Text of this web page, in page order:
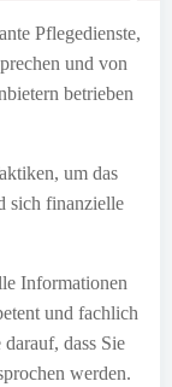
Pflegedienste,
und von
betrieben
um das
sich finanzielle
Informationen
und fachlich
dass Sie
werden.